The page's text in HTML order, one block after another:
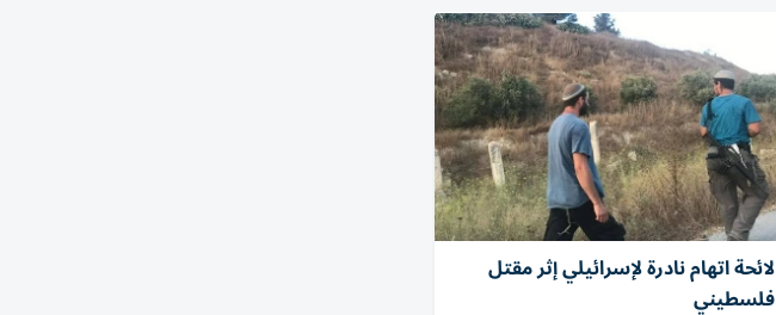
لائحة اتهام نادرة لإسرائيلي إثر مقتل
فلسطيني